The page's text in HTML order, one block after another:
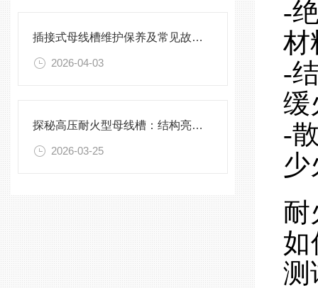
插接式母线槽维护保养及常见故障处理指南
2026-04-03
探秘高压耐火型母线槽：结构亮点与实用效能
2026-03-25
-
材
-
缓
-
少
耐
如
测